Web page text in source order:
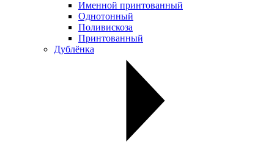
Именной принтованный
Однотонный
Поливискоза
Принтованный
Дублёнка